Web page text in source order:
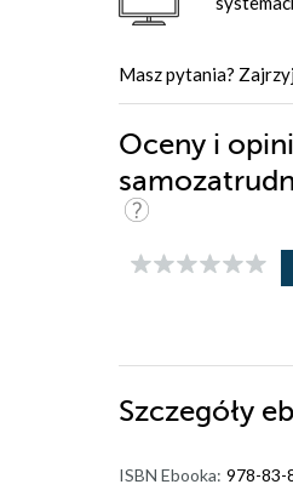
Masz pytania?
Oceny i
Szczegóły
ISBN Ebooka: 978-83-